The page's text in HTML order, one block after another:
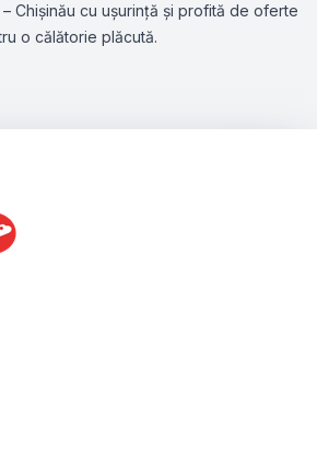
Chișinău cu ușurință și profită de oferte
o călătorie plăcută.